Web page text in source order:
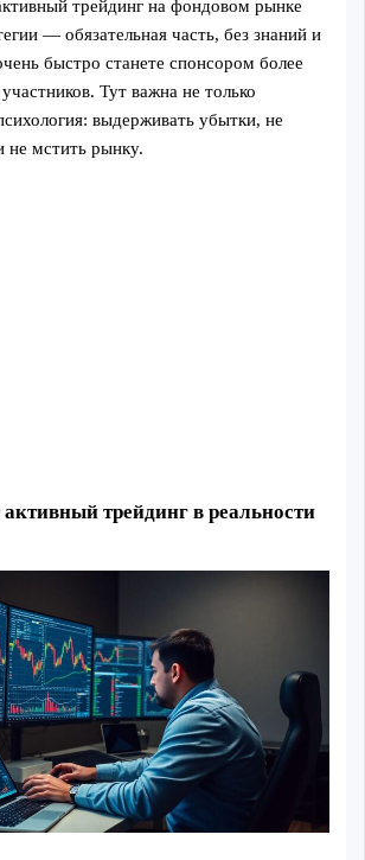
трейдинг на фондовом рынке
— обязательная часть, без знаний и
быстро станете спонсором более
Тут важна не только
выдерживать убытки, не
не мстить рынку.
трейдинг в реальности